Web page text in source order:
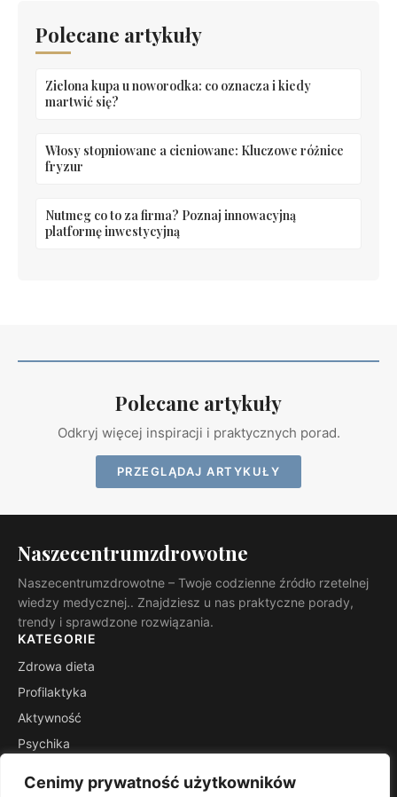
Cenimy prywatność użytkowników
Polecane artykuły
Zielona kupa u noworodka: co oznacza i kiedy
martwić się?
Włosy stopniowane a cieniowane: Kluczowe różnice
fryzur
Nutmeg co to za firma? Poznaj innowacyjną
platformę inwestycyjną
Polecane artykuły
Odkryj więcej inspiracji i praktycznych porad.
PRZEGLĄDAJ ARTYKUŁY
Naszecentrumzdrowotne
Naszecentrumzdrowotne – Twoje codzienne źródło rzetelnej
wiedzy medycznej.. Znajdziesz u nas praktyczne porady,
trendy i sprawdzone rozwiązania.
KATEGORIE
Zdrowa dieta
Profilaktyka
Aktywność
Psychika